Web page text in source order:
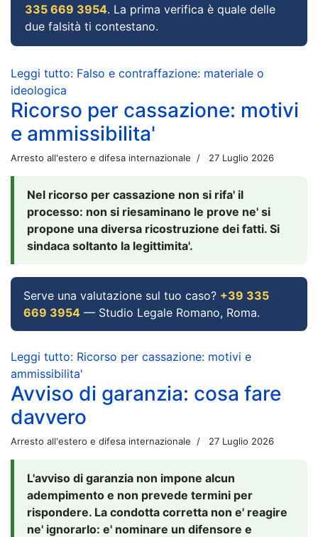
335 669 3954. La prima verifica è quale delle
due falsità ti contestano.
Leggi tutto: Falso e contraffazione: materiale o
ideologica
Ricorso per cassazione: motivi
e ammissibilita'
Arresto all'estero e difesa internazionale 27 Luglio 2026
Nel ricorso per cassazione non si rifa' il
processo: non si riesaminano le prove ne' si
propone una diversa ricostruzione dei fatti. Si
sindaca soltanto la legittimita'.
Serve una valutazione sul tuo caso? +39 335
669 3954 — Studio Legale Romano, Roma.
Leggi tutto: Ricorso per cassazione: motivi e
ammissibilita'
Avviso di garanzia: cosa fare
davvero
Arresto all'estero e difesa internazionale 27 Luglio 2026
L'avviso di garanzia non impone alcun
adempimento e non prevede termini per
rispondere. La condotta corretta non e' reagire
ne' ignorarlo: e' nominare un difensore e